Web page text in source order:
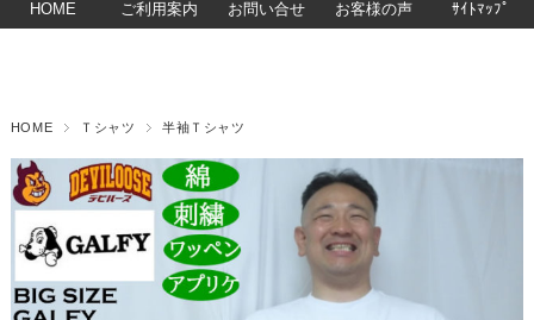
HOME ご利用案内 お問い合せ お客様の声 ｻｲﾄﾏｯﾌﾟ
HOME Ｔシャツ 半袖Ｔシャツ